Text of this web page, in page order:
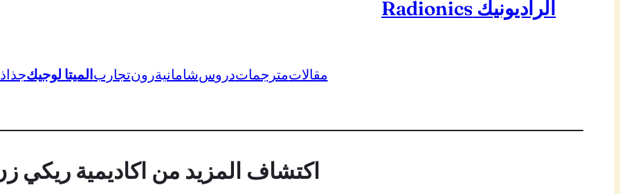
الراديونيك Radionics
مقالاتمترجماتدروسشامانيةرونتجاربالميتا لوجيك
اكتشاف المزيد من اكاديمية ريكي